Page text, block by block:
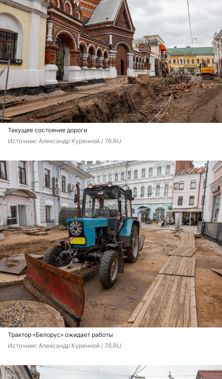
Текущее состояние дороги
Источник: Александр Куренной / 76.RU
Трактор «Белорус» ожидает работы
Источник: Александр Куренной / 76.RU